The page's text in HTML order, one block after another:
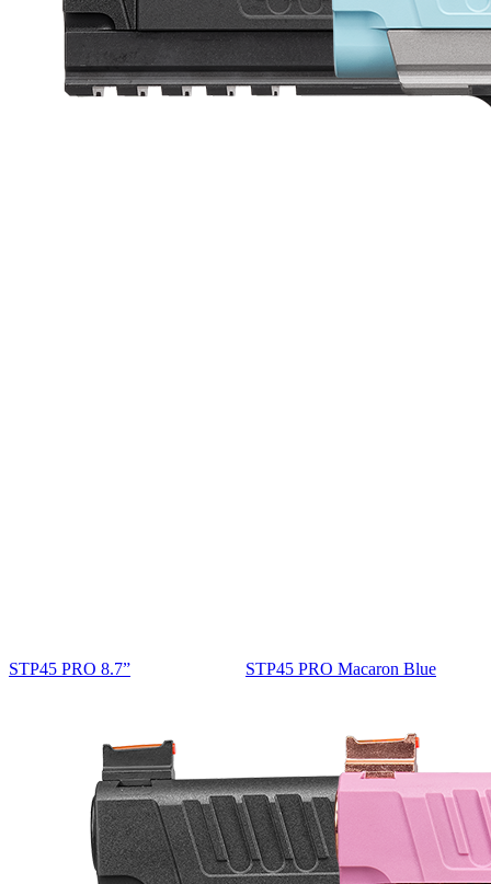
STP45 PRO 8.7” STP45 PRO Macaron Blue